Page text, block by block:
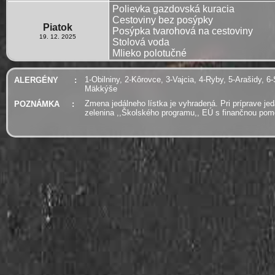
Piatok
19. 12. 2025
Polievka gazdovská kuracia
Cestoviny bez posýpky
Posýpka tvarohová na cestoviny
Stolová voda
Mlieko polotučné
ALERGÉNY :
1-Obilniny, 2-Kôrovce, 3-Vajcia, 4-Ryby, 5-Arašidy,
Mäkkýše
POZNÁMKA
:
Zmena jedálneho lístka je vyhradená. Pri príprave
zelenina ,,Školského programu,, EÚ s finančnou